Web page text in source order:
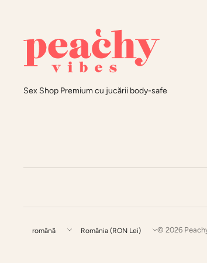
Sex Shop Premium cu jucării body-safe
Actualizează
Actualizează
© 2026